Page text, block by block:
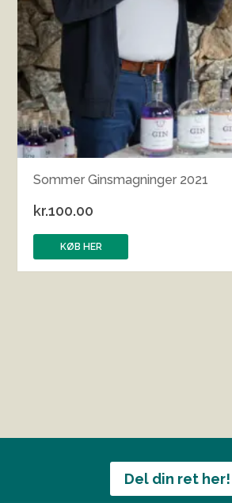
Sommer Ginsmagninger 2021
kr.100.00
KØB HER
Del din ret her!